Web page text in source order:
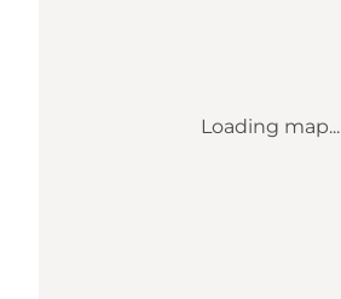
Loading map...